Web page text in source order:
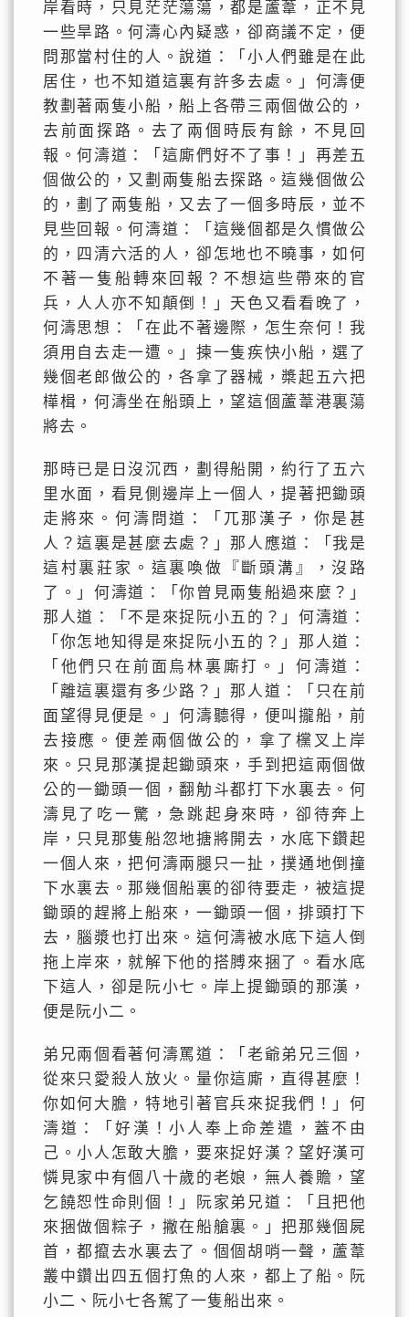
岸看時，只見茫茫蕩蕩，都是蘆葦，正不見
一些旱路。何濤心內疑惑，卻商議不定，便
問那當村住的人。說道：「小人們雖是在此
居住，也不知道這裏有許多去處。」何濤便
教劃著兩隻小船，船上各帶三兩個做公的，
去前面探路。去了兩個時辰有餘，不見回
報。何濤道：「這廝們好不了事！」再差五
個做公的，又劃兩隻船去探路。這幾個做公
的，劃了兩隻船，又去了一個多時辰，並不
見些回報。何濤道：「這幾個都是久慣做公
的，四清六活的人，卻怎地也不曉事，如何
不著一隻船轉來回報？不想這些帶來的官
兵，人人亦不知顛倒！」天色又看看晚了，
何濤思想：「在此不著邊際，怎生奈何！我
須用自去走一遭。」揀一隻疾快小船，選了
幾個老郎做公的，各拿了器械，槳起五六把
樺楫，何濤坐在船頭上，望這個蘆葦港裏蕩
將去。
那時已是日沒沉西，劃得船開，約行了五六
里水面，看見側邊岸上一個人，提著把鋤頭
走將來。何濤問道：「兀那漢子，你是甚
人？這裏是甚麼去處？」那人應道：「我是
這村裏莊家。這裏喚做『斷頭溝』，沒路
了。」何濤道：「你曾見兩隻船過來麼？」
那人道：「不是來捉阮小五的？」何濤道：
「你怎地知得是來捉阮小五的？」那人道：
「他們只在前面烏林裏廝打。」何濤道：
「離這裏還有多少路？」那人道：「只在前
面望得見便是。」何濤聽得，便叫攏船，前
去接應。便差兩個做公的，拿了欓叉上岸
來。只見那漢提起鋤頭來，手到把這兩個做
公的一鋤頭一個，翻觔斗都打下水裏去。何
濤見了吃一驚，急跳起身來時，卻待奔上
岸，只見那隻船忽地搪將開去，水底下鑽起
一個人來，把何濤兩腿只一扯，撲通地倒撞
下水裏去。那幾個船裏的卻待要走，被這提
鋤頭的趕將上船來，一鋤頭一個，排頭打下
去，腦漿也打出來。這何濤被水底下這人倒
拖上岸來，就解下他的搭膊來捆了。看水底
下這人，卻是阮小七。岸上提鋤頭的那漢，
便是阮小二。
弟兄兩個看著何濤罵道：「老爺弟兄三個，
從來只愛殺人放火。量你這廝，直得甚麼！
你如何大膽，特地引著官兵來捉我們！」何
濤道：「好漢！小人奉上命差遣，蓋不由
己。小人怎敢大膽，要來捉好漢？望好漢可
憐見家中有個八十歲的老娘，無人養贍，望
乞饒恕性命則個！」阮家弟兄道：「且把他
來捆做個粽子，撇在船艙裏。」把那幾個屍
首，都攛去水裏去了。個個胡哨一聲，蘆葦
叢中鑽出四五個打魚的人來，都上了船。阮
小二、阮小七各駕了一隻船出來。